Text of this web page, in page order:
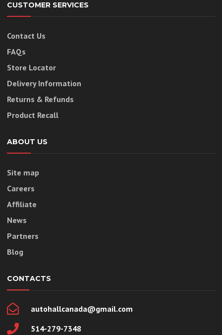
CUSTOMER SERVICES
Contact Us
FAQs
Store Locator
Delivery Information
Returns & Refunds
Product Recall
ABOUT US
Site map
Careers
Affiliate
News
Partners
Blog
CONTACTS
autohallcanada@gmail.com
514-279-7348